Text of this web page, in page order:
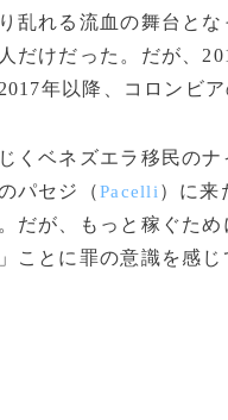
乱れる流血の舞台と
だけだった。だが、
年以降、コロンビ
くベネズエラ移民のナ
パセジ（Pacelli ）に来
だが、もっと稼ぐた
ことに罪の意識を感